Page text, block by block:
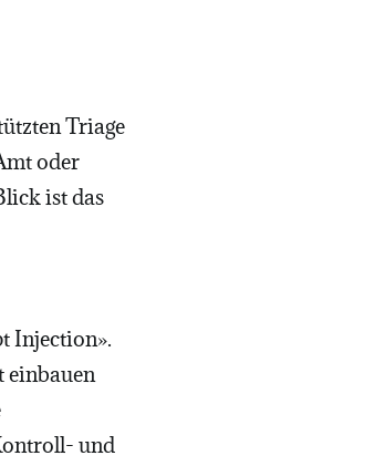
Triage
oder
ist das
Injection».
einbauen
und